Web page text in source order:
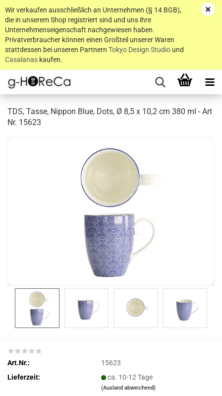
Wir verkaufen ausschließlich an Unternehmen (§ 14 BGB),
die in unserem Shop registriert sind und uns ihre
Unternehmenseigenschaft nachgewiesen haben.
Privatverbraucher können einen Großteil unserer Waren
stattdessen bei unseren Partnern Tokyo Design Studio und
Casalanas kaufen.
TDS, Tasse, Nippon Blue, Dots, Ø 8,5 x 10,2 cm 380 ml - Art
Nr. 15623
Art.Nr.:
15623
Lieferzeit:
ca. 10-12 Tage
(Ausland abweichend)